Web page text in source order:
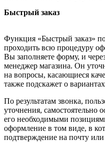
Быстрый заказ
Функция «Быстрый заказ»
проходить всю процедуру
Вы заполняете форму, и
менеджер магазина. Он
на вопросы, касающиеся
также подскажет о
По результатам звонка,
уточнения, самостоятельно
его необходимыми
оформление в том виде, в
подтверждение на почту